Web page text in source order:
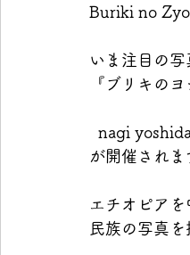
Buriki no
いま注目の
『ブリキのヨ
nagi
が開催されま
エチオピアを
民族の写真を